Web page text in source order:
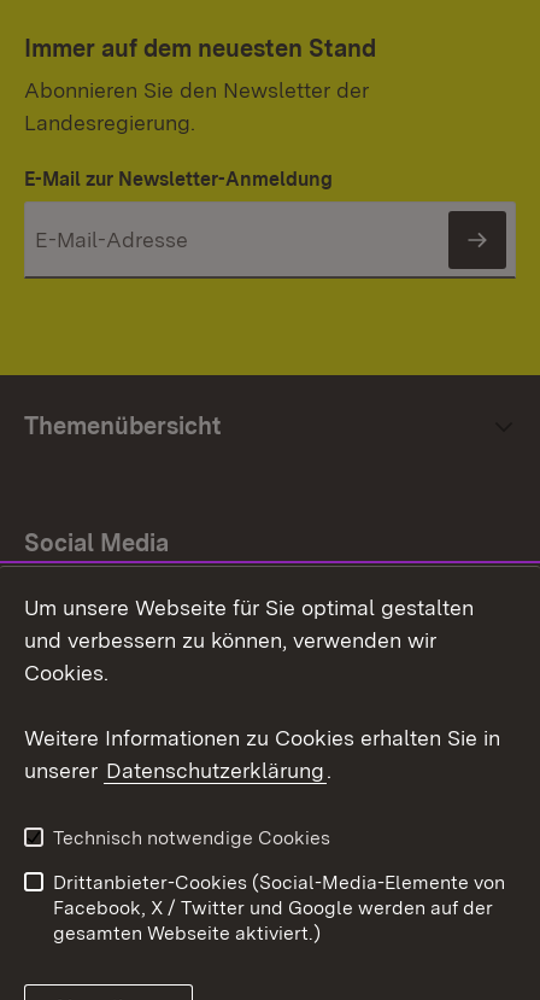
Immer auf dem neuesten Stand
Abonnieren Sie den Newsletter der
Landesregierung.
E-Mail zur Newsletter-Anmeldung
Themenübersicht
Social Media
Facebook
Barrierefreiheit
Kontakt
Cookies
Um unsere Webseite für Sie optimal gestalten
und verbessern zu können, verwenden wir
Cookies.
Weitere Informationen zu Cookies erhalten Sie in
unserer Datenschutzerklärung.
Technisch notwendige Cookies
Drittanbieter-Cookies (Social-Media-Elemente von
Facebook, X / Twitter und Google werden auf der
gesamten Webseite aktiviert.)